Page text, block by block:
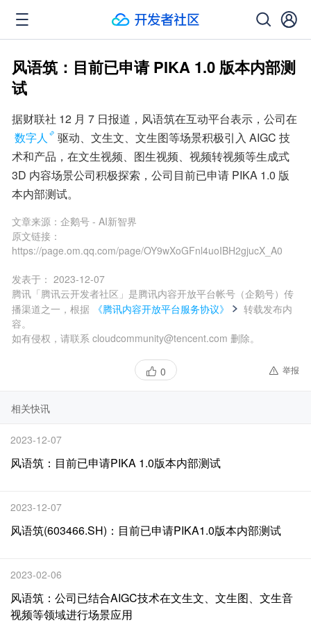
风语筑：目前已申请 PIKA 1.0 版本内部测
试
据财联社 12 月 7 日报道，风语筑在互动平台表示，公司在
数字人
驱动、文生文、文生图等场景积极引入 AIGC 技
术和产品，在文生视频、图生视频、视频转视频等生成式
3D 内容场景公司积极探索，公司目前已申请 PIKA 1.0 版
本内部测试。
文章来源： 企鹅号 - AI新智界
原文链接：
https://page.om.qq.com/page/OY9wXoGFnl4uoIBH2gjucX_A0
发表于： 2023-12-07
腾讯「腾讯云开发者社区」是腾讯内容开放平台帐号（企鹅号）传
播渠道之一，根据
《腾讯内容开放平台服务协议》
转载发布内
容。
如有侵权，请联系 cloudcommunity@tencent.com 删除。
0 举报
相关快讯
2023-12-07
风语筑：目前已申请PIKA 1.0版本内部测试
2023-12-07
风语筑(603466.SH)：目前已申请PIKA1.0版本内部测试
2023-02-06
风语筑：公司已结合AIGC技术在文生文、文生图、文生音
视频等领域进行场景应用